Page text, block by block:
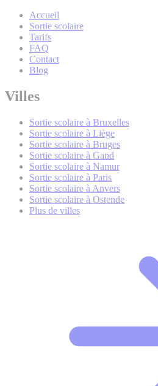
Accueil
Sortie scolaire
Tarifs
FAQ
Contact
Blog
Villes
Sortie scolaire à Bruxelles
Sortie scolaire à Liège
Sortie scolaire à Bruges
Sortie scolaire à Gand
Sortie scolaire à Namur
Sortie scolaire à Paris
Sortie scolaire à Anvers
Sortie scolaire à Ostende
Plus de villes